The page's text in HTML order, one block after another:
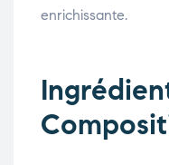
enrichissante.